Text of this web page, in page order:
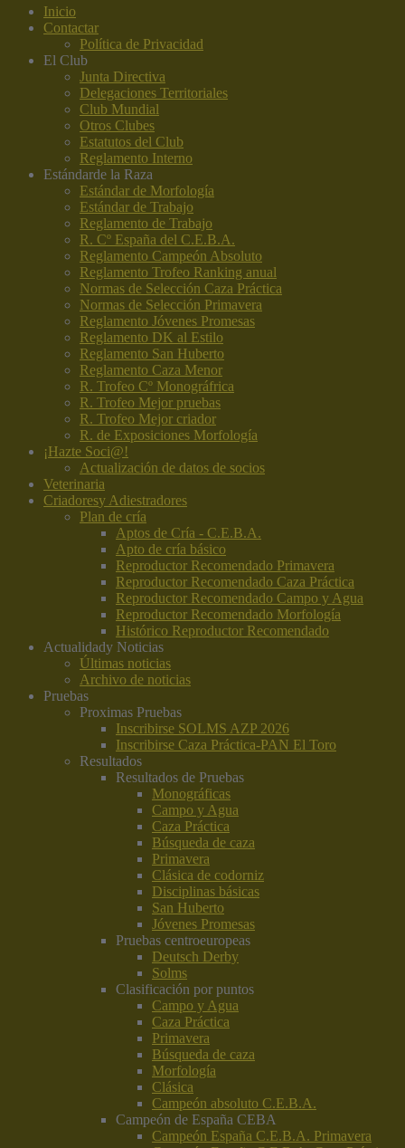
Inicio
Contactar
Política de Privacidad
El Club
Junta Directiva
Delegaciones Territoriales
Club Mundial
Otros Clubes
Estatutos del Club
Reglamento Interno
Estándarde la Raza
Estándar de Morfología
Estándar de Trabajo
Reglamento de Trabajo
R. Cº España del C.E.B.A.
Reglamento Campeón Absoluto
Reglamento Trofeo Ranking anual
Normas de Selección Caza Práctica
Normas de Selección Primavera
Reglamento Jóvenes Promesas
Reglamento DK al Estilo
Reglamento San Huberto
Reglamento Caza Menor
R. Trofeo Cº Monográfrica
R. Trofeo Mejor pruebas
R. Trofeo Mejor criador
R. de Exposiciones Morfología
¡Hazte Soci@!
Actualización de datos de socios
Veterinaria
Criadoresy Adiestradores
Plan de cría
Aptos de Cría - C.E.B.A.
Apto de cría básico
Reproductor Recomendado Primavera
Reproductor Recomendado Caza Práctica
Reproductor Recomendado Campo y Agua
Reproductor Recomendado Morfología
Histórico Reproductor Recomendado
Actualidady Noticias
Últimas noticias
Archivo de noticias
Pruebas
Proximas Pruebas
Inscribirse SOLMS AZP 2026
Inscribirse Caza Práctica-PAN El Toro
Resultados
Resultados de Pruebas
Monográficas
Campo y Agua
Caza Práctica
Búsqueda de caza
Primavera
Clásica de codorniz
Disciplinas básicas
San Huberto
Jóvenes Promesas
Pruebas centroeuropeas
Deutsch Derby
Solms
Clasificación por puntos
Campo y Agua
Caza Práctica
Primavera
Búsqueda de caza
Morfología
Clásica
Campeón absoluto C.E.B.A.
Campeón de España CEBA
Campeón España C.E.B.A. Primavera